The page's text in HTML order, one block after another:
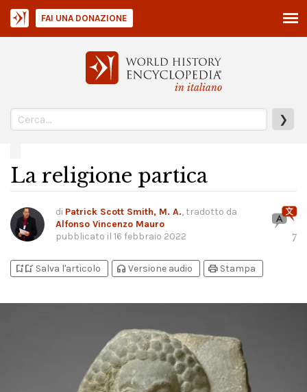
in italiano
❯
FAI UNA DONAZIONE
La religione partica
di Patrick Scott Smith, M. A., tradotto da
Alfonso Vincenzo Mauro
pubblicato il 16 febbraio 2022 7
bookmark_addbookmark_added Salva l'articolo headphones Versione audio print Stampa